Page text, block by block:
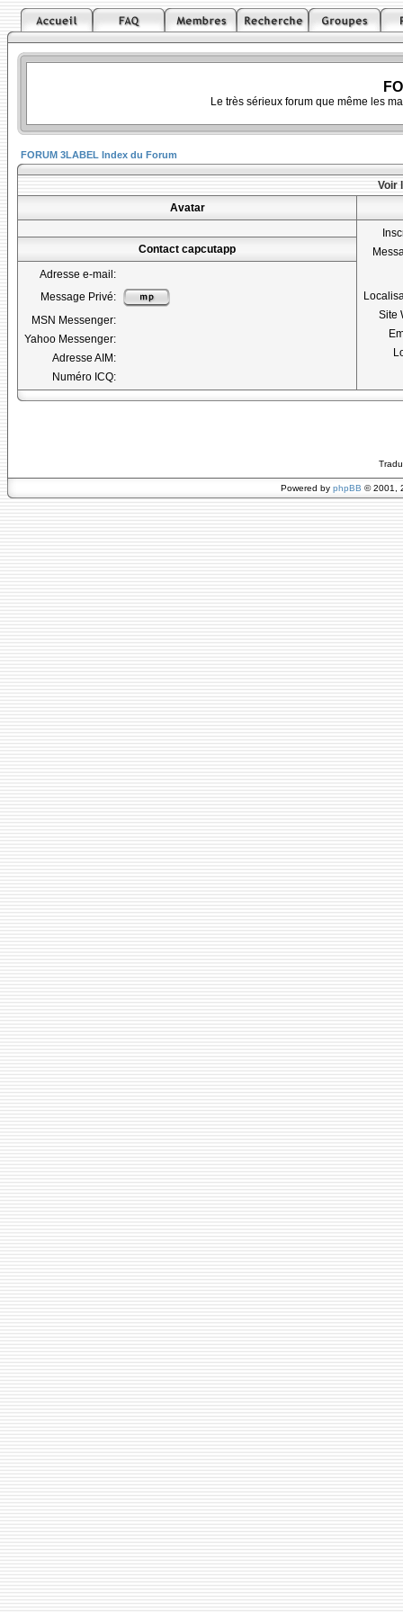
Le très sérieux forum que même les
FORUM 3LABEL Index du Forum
Voir
Avatar
Site
Contact capcutapp
Adresse e-mail:
Message Privé:
MSN Messenger:
Yahoo Messenger:
Adresse AIM:
Numéro ICQ:
Powered by phpBB © 2001,